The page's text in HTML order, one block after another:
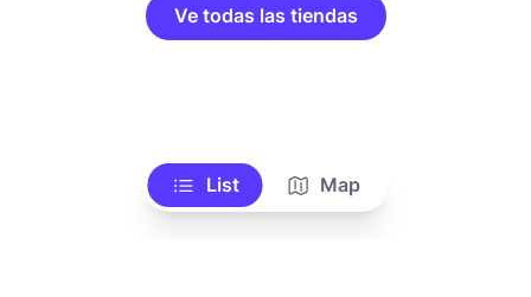
Ve todas las tiendas
List Map